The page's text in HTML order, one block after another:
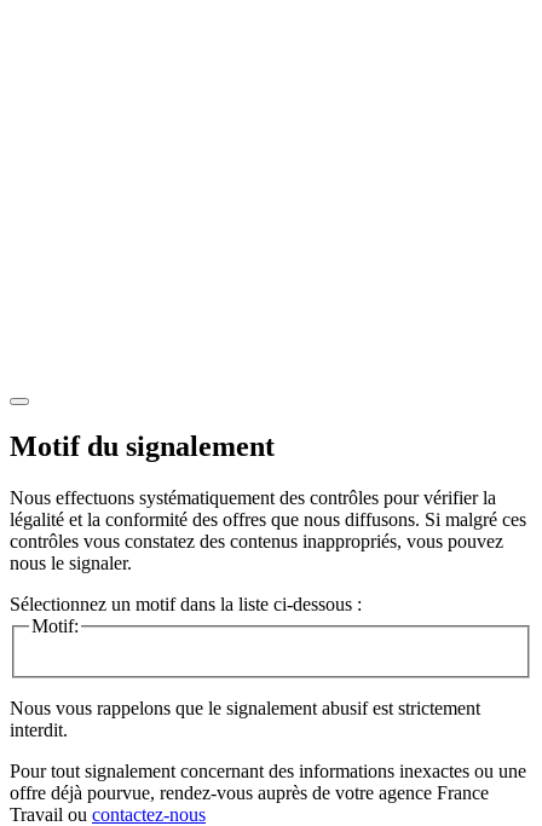
Motif du signalement
Nous effectuons systématiquement des contrôles pour vérifier la
légalité et la conformité des offres que nous diffusons. Si malgré ces
contrôles vous constatez des contenus inappropriés, vous pouvez
nous le signaler.
Sélectionnez un motif dans la liste ci-dessous :
Motif:
Nous vous rappelons que le signalement abusif est strictement
interdit.
Pour tout signalement concernant des informations inexactes ou une
offre déjà pourvue, rendez-vous auprès de votre agence France
Travail ou contactez-nous